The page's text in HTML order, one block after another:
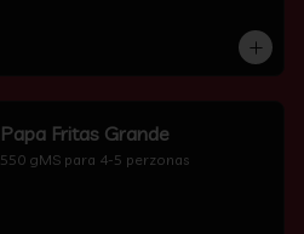
Papa Fritas Grande
550 gMS para 4-5 perzonas